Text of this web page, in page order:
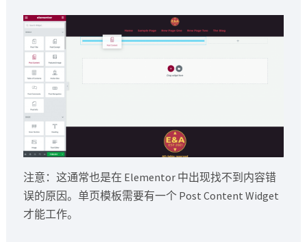
注意：这通常也是在 Elementor 中出现找不到内容错
误的原因。单页模板需要有一个 Post Content Widget
才能工作。